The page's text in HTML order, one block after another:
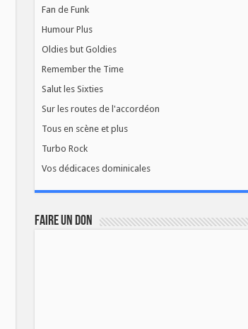
Fan de Funk
Humour Plus
Oldies but Goldies
Remember the Time
Salut les Sixties
Sur les routes de l'accordéon
Tous en scène et plus
Turbo Rock
Vos dédicaces dominicales
FAIRE UN DON